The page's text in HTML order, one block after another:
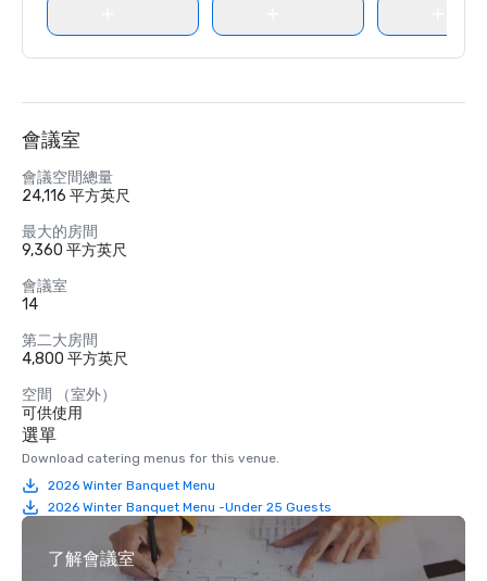
會議室
會議空間總量
24,116 平方英尺
最大的房間
9,360 平方英尺
會議室
14
第二大房間
4,800 平方英尺
空間 （室外）
可供使用
選單
Download catering menus for this venue.
2026 Winter Banquet Menu
2026 Winter Banquet Menu -Under 25 Guests
了解會議室